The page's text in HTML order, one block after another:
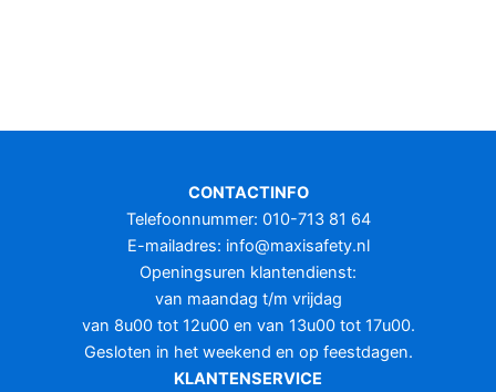
CONTACTINFO
Telefoonnummer: 010-713 81 64
E-mailadres: info@maxisafety.nl
Openingsuren klantendienst:
van maandag t/m vrijdag
van 8u00 tot 12u00 en van 13u00 tot 17u00.
Gesloten in het weekend en op feestdagen.
KLANTENSERVICE